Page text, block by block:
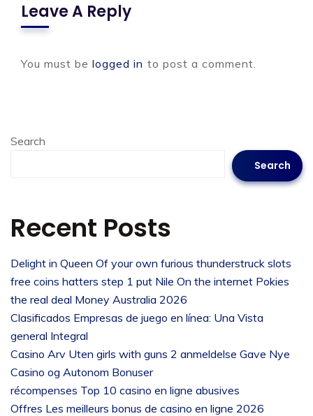
Leave A Reply
You must belogged in to post a comment.
Search
Search
Recent Posts
Delight in Queen Of your own furious thunderstruck slots
free coins hatters step 1 put Nile On the internet Pokies
the real deal Money Australia 2026
Clasificados Empresas de juego en línea: Una Vista
general Integral
Casino Arv Uten girls with guns 2 anmeldelse Gave Nye
Casino og Autonom Bonuser
récompenses Top 10 casino en ligne abusives
Offres Les meilleurs bonus de casino en ligne 2026